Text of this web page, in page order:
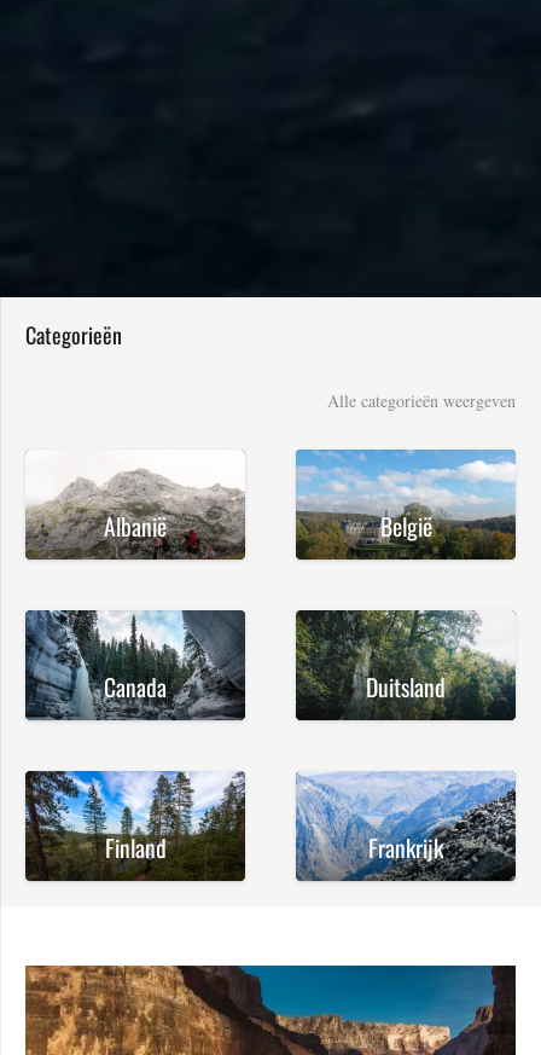
Categorieën
Alle categorieën weergeven
Albanië België
Canada Duitsland
Finland Frankrijk